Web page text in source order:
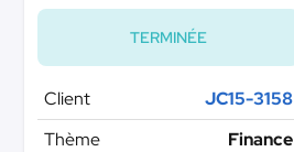
TERMINÉE
Client
JC15-3158
Thème
Finance